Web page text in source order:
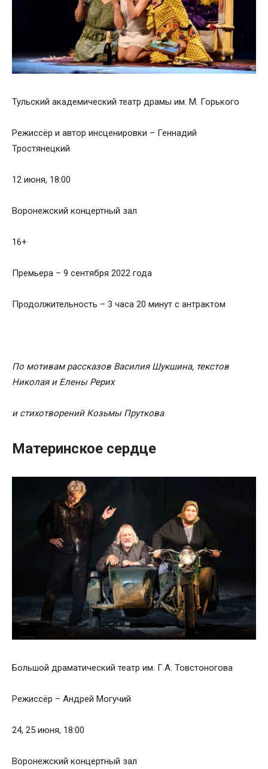
Тульский академический театр драмы им. М. Горького
Режиссёр и автор инсценировки – Геннадий
Тростянецкий
12 июня, 18:00
Воронежский концертный зал
16+
Премьера – 9 сентября 2022 года
Продолжительность – 3 часа 20 минут с антрактом
По мотивам рассказов Василия Шукшина, текстов
Николая и Елены Рерих
и стихотворений КозьмыПруткова
Материнское сердце
Большой драматический театр им. Г.А. Товстоногова
Режиссёр – Андрей Могучий
24, 25 июня, 18:00
Воронежский концертный зал